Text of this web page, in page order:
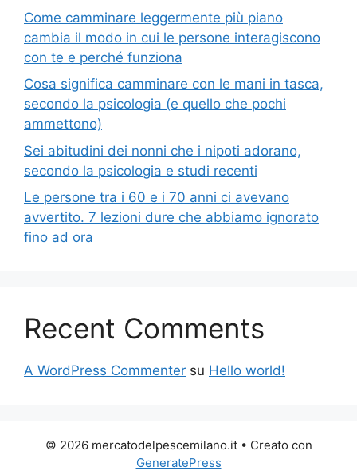
Come camminare leggermente più piano
cambia il modo in cui le persone interagiscono
con te e perché funziona
Cosa significa camminare con le mani in tasca,
secondo la psicologia (e quello che pochi
ammettono)
Sei abitudini dei nonni che i nipoti adorano,
secondo la psicologia e studi recenti
Le persone tra i 60 e i 70 anni ci avevano
avvertito. 7 lezioni dure che abbiamo ignorato
fino ad ora
Recent Comments
A WordPress Commenter su Hello world!
© 2026 mercatodelpescemilano.it• Creato con
GeneratePress